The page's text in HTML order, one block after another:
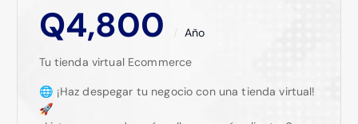
Q4,800 Año
Tu tienda virtual Ecommerce
🌐 ¡Haz despegar tu negocio con una tienda virtual!
🚀